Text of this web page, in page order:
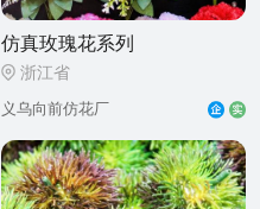
仿真玫瑰花系列
浙江省
义乌向前仿花厂